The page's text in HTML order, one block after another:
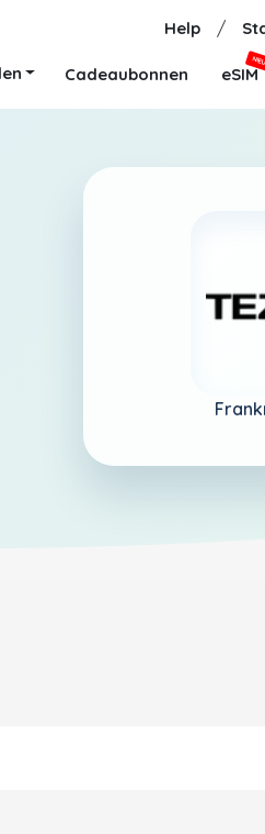
Help /
Cadeaubonnen eSIM